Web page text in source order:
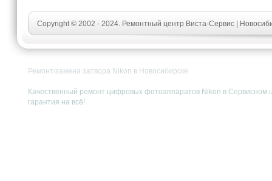
Copyright © 2002 - 2024. Ремонтный центр Виста-Сервис |
Ремонт/замена затвора Nikon в Новосибирске
Качественный ремонт цифровых фотоаппаратов Nikon в Сервисном
гарантия на всё!